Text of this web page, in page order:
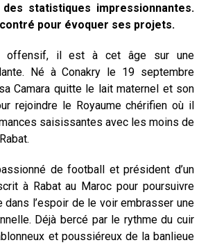
statistiques impressionnantes.
pour évoquer ses projets.
offensif, il est à cet âge sur une
Né à Conakry le 19 septembre
Camara quitte le lait maternel et son
rejoindre le Royaume chérifien où il
saisissantes avec les moins de
de football et président d’un
à Rabat au Maroc pour poursuivre
dans l’espoir de le voir embrasser une
Déjà bercé par le rythme du cuir
et poussiéreux de la banlieue